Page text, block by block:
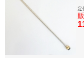
定